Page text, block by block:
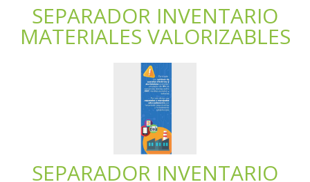
SEPARADOR INVENTARIO
MATERIALES VALORIZABLES
SEPARADOR INVENTARIO